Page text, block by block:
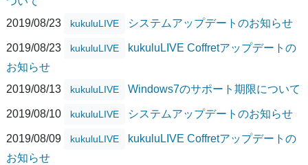
2019/08/23
kukuluLIVE システムアップデートのお知らせ
2019/08/23 kukuluLIVE
kukuluLIVE Coffretアップデートの
お知らせ
2019/08/13
kukuluLIVE Windows7のサポート期限について
2019/08/10 kukuluLIVE システムアップデートのお知らせ
2019/08/09 kukuluLIVE
kukuluLIVE Coffretアップデートの
お知らせ